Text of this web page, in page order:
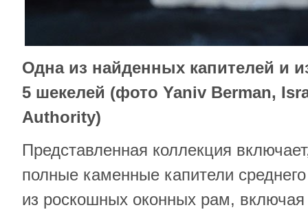
Одна из найденных капителей и
5 шекелей (фото Yaniv Berman,
Authority)
Представленная коллекция
полные каменные капители
из роскошных оконных рам,